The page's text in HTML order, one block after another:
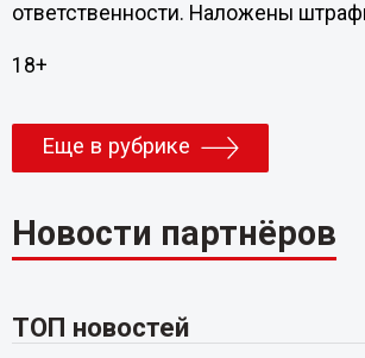
ответственности. Наложены
18+
Еще в рубрике
Новости партнёров
ТОП новостей